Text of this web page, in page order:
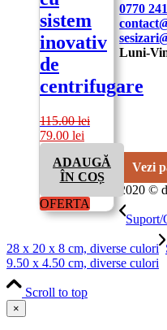
sistem
inovativ
de
centrifugare
115.00lei
Prețul
inițial
fost:
115.00 lei.
79.00 lei
este:
79.00 lei.
ADAUGĂ
ÎN COȘ
OFERTA
0770
Luni-
NE
Vezi
2020 ©
Suport/
28 x 20 x 8 cm, diverse culori
9.50 x 4.50 cm, diverse culori
Scroll to top
×